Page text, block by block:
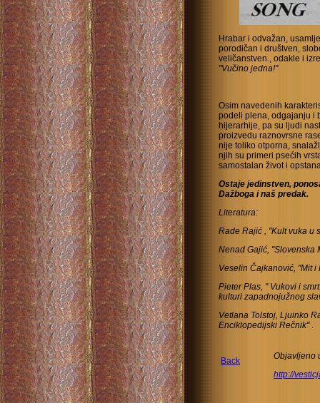
Hrabar i odvažan,
porodičan i društven,
veličanstven., odakle i
"Vučino jedna!"
Osim navedenih
podeli plena, odgajanju i
hijerarhije, pa su ljudi
proizvedu raznovrsne
nije toliko otporna,
njih su primeri psećih
samostalan život i
Ostaje jedinstven,
Dažboga i naš predak.
Literatura:
Rade Rajić , "Kult vuka u
Nenad Gajić, "Slovenska
Veselin Čajkanović, "Mit i
Pieter Plas, "Vukovi i
kulturi zapadnojužnog
Vetlana Tolstoj, Ljuinko
Enciklopedijski Rečnik".
Back
Objavljeno
http://